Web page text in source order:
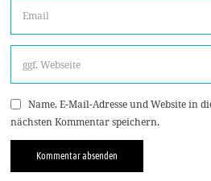
Name, E-Mail-Adresse und Website in
nächsten Kommentar speichern.